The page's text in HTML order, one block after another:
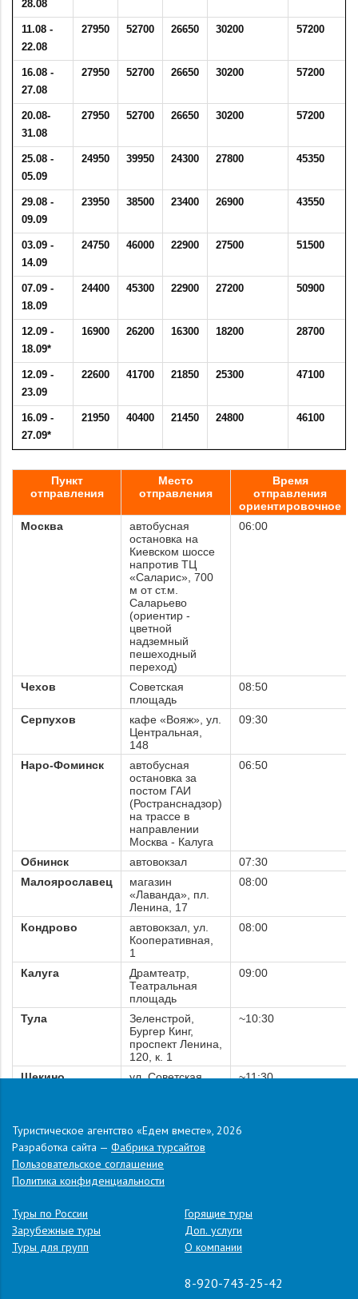
28.08
11.08 -
22.08
27950 52700 26650 30200 57200
16.08 -
27.08
27950 52700 26650 30200 57200
20.08-
31.08
27950 52700 26650 30200 57200
25.08 -
05.09
24950 39950 24300 27800 45350
29.08 -
09.09
23950 38500 23400 26900 43550
03.09 -
14.09
24750 46000 22900 27500 51500
07.09 -
18.09
24400 45300 22900 27200 50900
12.09 -
18.09*
16900 26200 16300 18200 28700
12.09 -
23.09
22600 41700 21850 25300 47100
16.09 -
27.09*
21950 40400 21450 24800 46100
Пункт
отправления
Место
отправления
Время
отправления
ориентировочное
Москва
автобусная
остановка на
Киевском шоссе
напротив ТЦ
«Саларис», 700
м от ст.м.
Саларьево
(ориентир -
цветной
надземный
пешеходный
переход)
06:00
Чехов
Советская
площадь
08:50
Серпухов
кафе «Вояж», ул.
Центральная,
148
09:30
Наро-Фоминск
автобусная
остановка за
постом ГАИ
(Ространснадзор)
на трассе в
направлении
Москва - Калуга
06:50
Обнинск автовокзал
07:30
Малоярославец
магазин
«Лаванда», пл.
Ленина, 17
08:00
Кондрово
автовокзал, ул.
Кооперативная,
1
08:00
Калуга
Драмтеатр,
Театральная
площадь
09:00
Тула
Зеленстрой,
Бургер Кинг,
проспект Ленина,
120, к. 1
~10:30
Щекино
ул. Советская,
~11:30
площадь, 1, МФЦ
Воронеж
магазин METRO
на Остужева, 56
.
Туристическое агентство «Едем вместе», 2026
Разработка сайта — Фабрика турсайтов
Пользовательское соглашение
Политика конфиденциальности
Туры по России
Зарубежные туры
Туры для групп
Горящие туры
Доп. услуги
О компании
8-920-743-25-42